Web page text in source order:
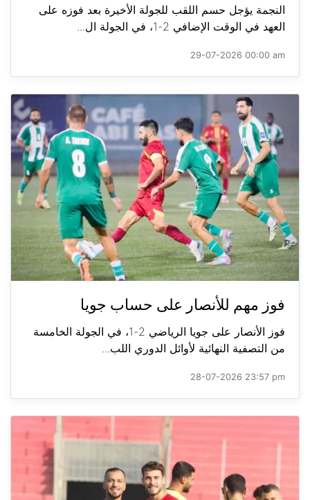
النجمة يؤجل حسم اللقب للجولة الأخيرة بعد فوزه على
العهد في الوقت الإضافي 2-1، في الجولة ال...
29-07-2026 00:00 am
فوز مهم للأنصار على حساب جويا
فوز الأنصار على جويا الرياضي 2-1، في الجولة الخامسة
من التصفية النهائية لأوائل الدوري اللب...
28-07-2026 23:57 pm